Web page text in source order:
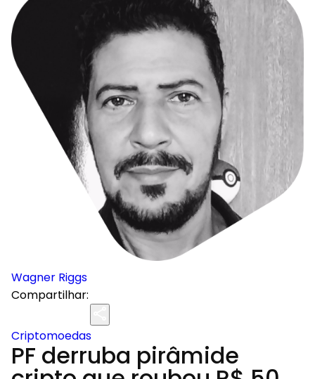
Wagner Riggs
Compartilhar:
Criptomoedas
PF derruba pirâmide